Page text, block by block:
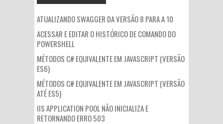
ATUALIZANDO SWAGGER DA VERSÃO 8 PARA A 10
ACESSAR E EDITAR O HISTÓRICO DE COMANDO DO
POWERSHELL
MÉTODOS C# EQUIVALENTE EM JAVASCRIPT (VERSÃO
ES6)
MÉTODOS C# EQUIVALENTE EM JAVASCRIPT (VERSÃO
ATÉ ES5)
IIS APPLICATION POOL NÃO INICIALIZA E
RETORNANDO ERRO 503